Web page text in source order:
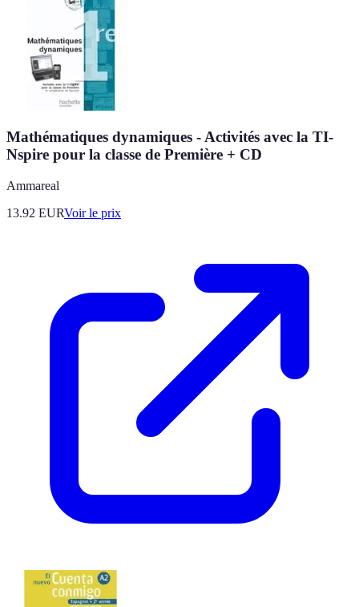
Mathématiques dynamiques - Activités avec la TI-
Nspire pour la classe de Première + CD
Ammareal
13.92 EURVoir le prix